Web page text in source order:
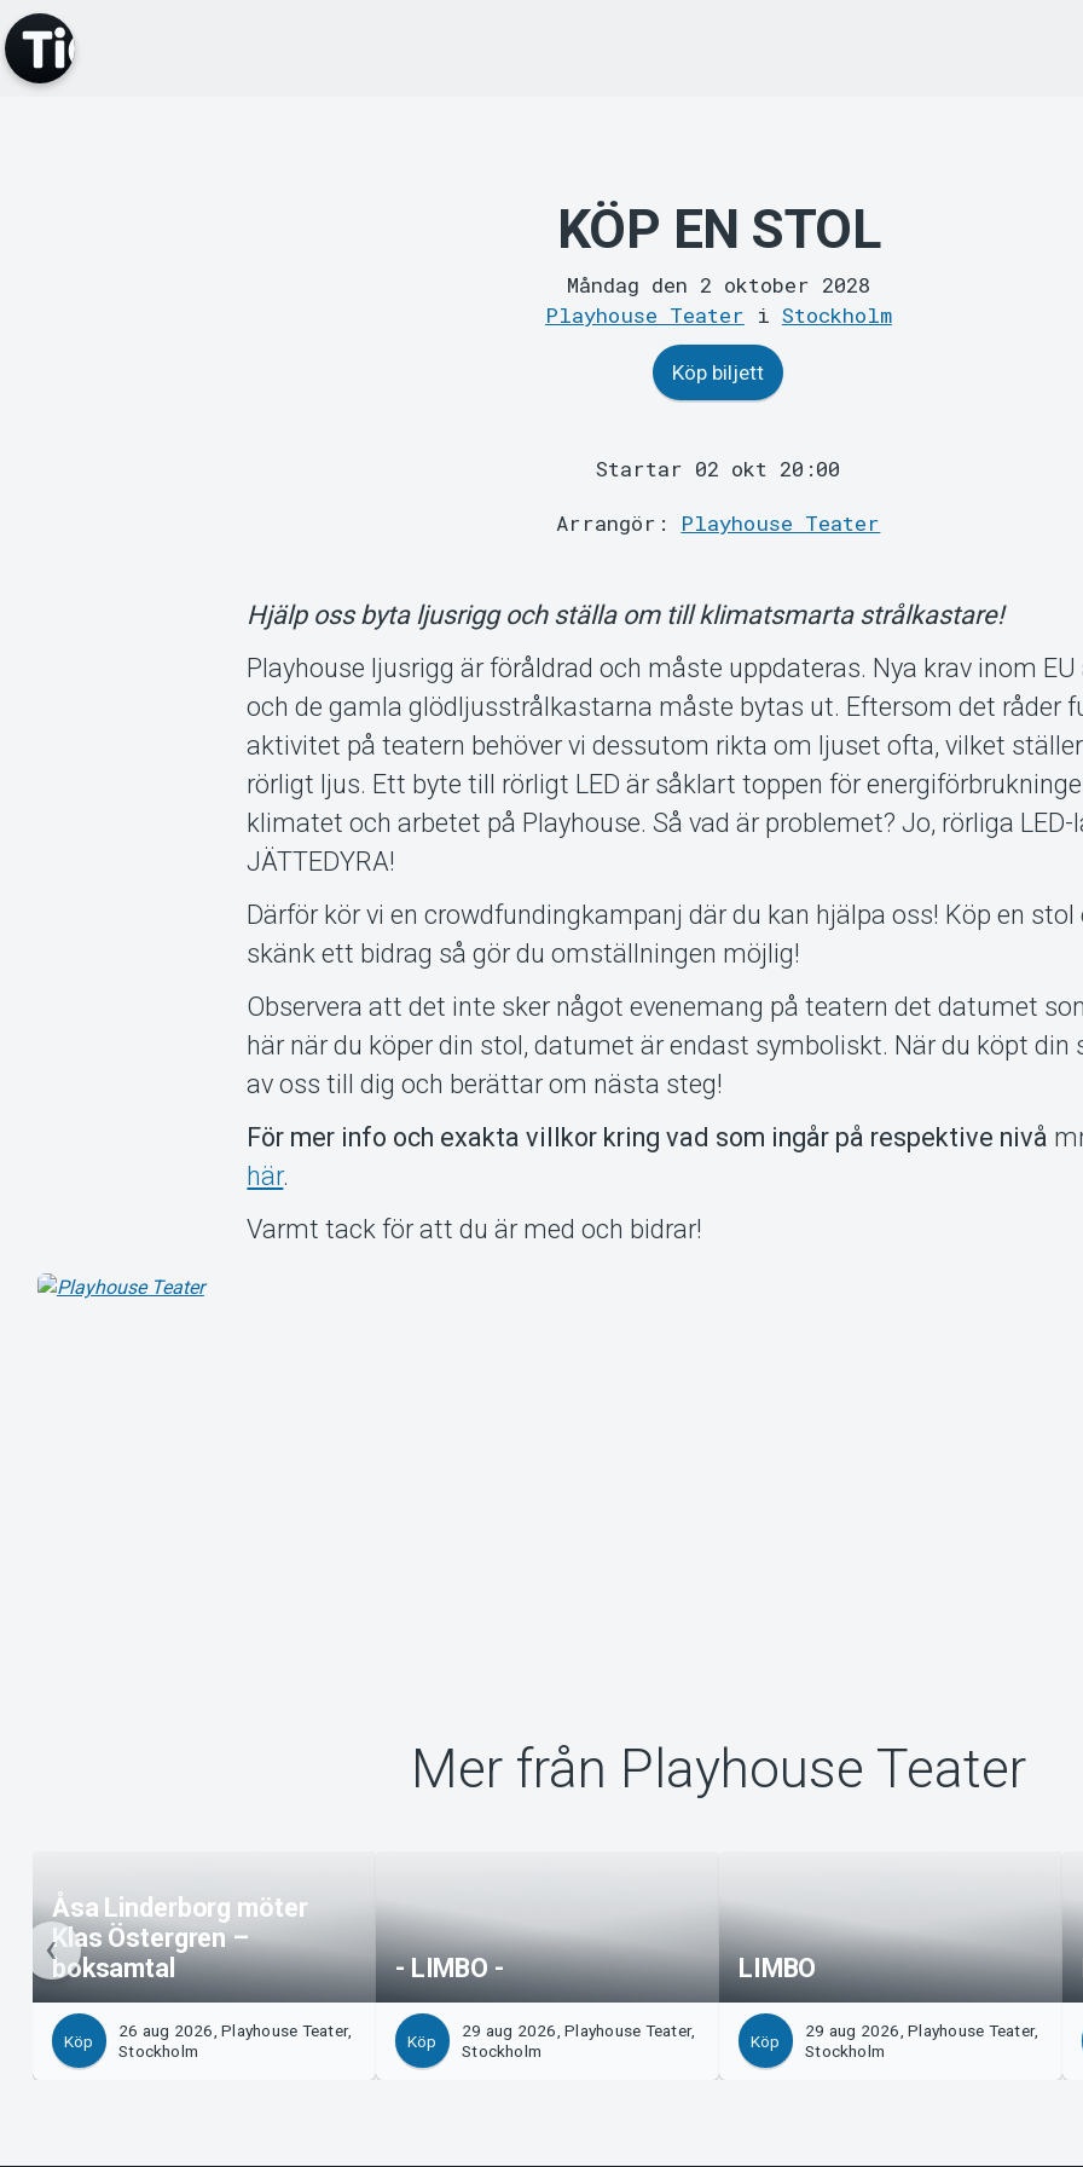
KÖP EN STOL
Måndag den 2 oktober 2028
Playhouse Teater i Stockholm
Köp biljett
Startar 02 okt 20:00
Arrangör: Playhouse Teater
Hjälp oss byta ljusrigg och ställa om till klimatsmarta strålkastare!
Playhouse ljusrigg är föråldrad och måste uppdateras. Nya krav inom EU
och de gamla glödljusstrålkastarna måste bytas ut. Eftersom det råder
aktivitet på teatern behöver vi dessutom rikta om ljuset ofta, vilket
rörligt ljus. Ett byte till rörligt LED är såklart toppen för
klimatet och arbetet på Playhouse. Så vad är problemet? Jo, rörliga
JÄTTEDYRA!
Därför kör vi en crowdfundingkampanj där du kan hjälpa oss! Köp en stol
skänk ett bidrag så gör du omställningen möjlig!
Observera att det inte sker något evenemang på teatern det datumet
här när du köper din stol, datumet är endast symboliskt. När du köpt din
av oss till dig och berättar om nästa steg!
För mer info och exakta villkor kring vad som ingår på respektive nivå
här.
Varmt tack för att du är med och bidrar!
Mer från Playhouse Teater
Åsa Linderborg möter
Klas Östergren –
boksamtal
Köp
26 aug 2026, Playhouse Teater,
Stockholm
- LIMBO -
Köp
29 aug 2026, Playhouse Teater,
Stockholm
LIMBO
Köp
29 aug 2026, Playhouse Teater,
Stockholm